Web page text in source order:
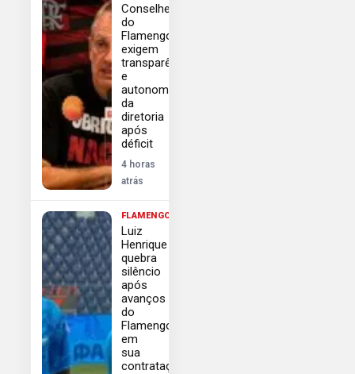
Conselheiros
do
Flamengo
exigem
transparência
e
autonomia
da
diretoria
após
déficit
4 horas
atrás
FLAMENGO
Luiz
Henrique
quebra
silêncio
após
avanços
do
Flamengo
em
sua
contratação